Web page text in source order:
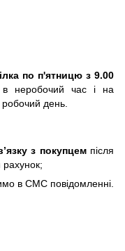
по п'ятницю з 9.00
неробочий час і на
день.
з покупцемпісля
в СМС повідомленні.